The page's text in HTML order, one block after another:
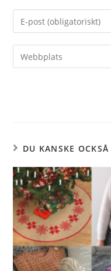
DU KANSKE